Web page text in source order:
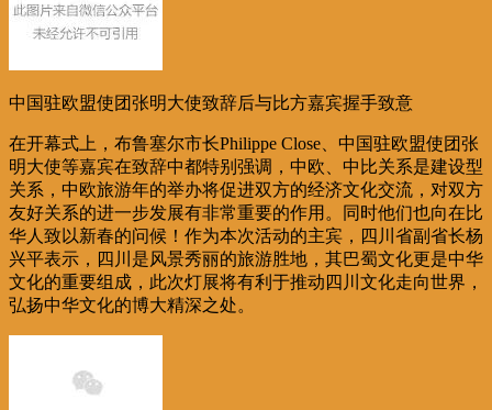
中国驻欧盟使团张明大使致辞后与比方嘉宾握手致意
在开幕式上，布鲁塞尔市长Philippe Close、中国驻欧盟使团张
明大使等嘉宾在致辞中都特别强调，中欧、中比关系是建设型
关系，中欧旅游年的举办将促进双方的经济文化交流，对双方
友好关系的进一步发展有非常重要的作用。同时他们也向在比
华人致以新春的问候！作为本次活动的主宾，四川省副省长杨
兴平表示，四川是风景秀丽的旅游胜地，其巴蜀文化更是中华
文化的重要组成，此次灯展将有利于推动四川文化走向世界，
弘扬中华文化的博大精深之处。